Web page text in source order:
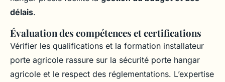
délais.
Évaluation des compétences et certifications
Vérifier les qualifications et la formation installateur
porte agricole rassure sur la sécurité porte hangar
agricole et le respect des réglementations. L’expertise